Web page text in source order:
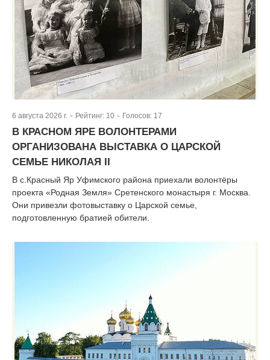
6 августа 2026 г. | Рейтинг: 10 Голосов: 17
В КРАСНОМ ЯРЕ ВОЛОНТЕРАМИ
ОРГАНИЗОВАНА ВЫСТАВКА О ЦАРСКОЙ
СЕМЬЕ НИКОЛАЯ II
В с.Красный Яр Уфимского района приехали волонтёры
проекта «Родная Земля» Сретенского монастыря г. Москва.
Они привезли фотовыставку о Царской семье,
подготовленную братией обители.